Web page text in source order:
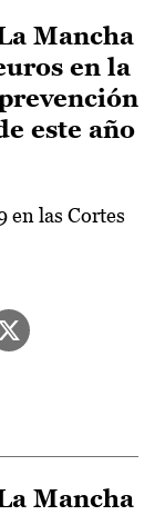
Mancha
en la
este año
en las Cortes
Mancha